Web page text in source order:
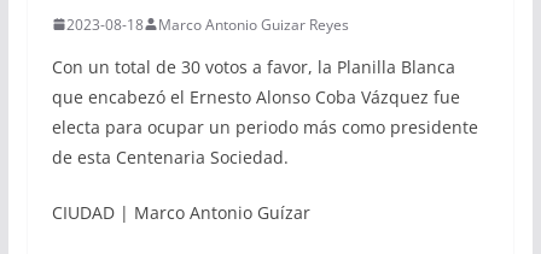
2023-08-18 Marco Antonio Guizar Reyes
Con un total de 30 votos a favor, la Planilla Blanca
que encabezó el Ernesto Alonso Coba Vázquez fue
electa para ocupar un periodo más como presidente
de esta Centenaria Sociedad.
CIUDAD | Marco Antonio Guízar